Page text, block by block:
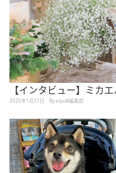
【インタビュー】ミカ
2025年1月31日 By equall編集部